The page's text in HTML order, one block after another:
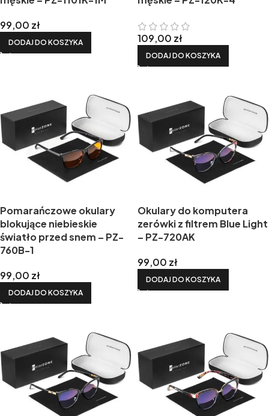
99,00 zł
DODAJ DO KOSZYKA 109,00 zł
DODAJ DO KOSZYKA
Pomarańczowe okulary
blokujące niebieskie
światło przed snem – PZ-
760B-1
99,00 zł
DODAJ DO KOSZYKA
Okulary do komputera
zerówki z filtrem Blue Light
– PZ-720AK
99,00 zł
DODAJ DO KOSZYKA